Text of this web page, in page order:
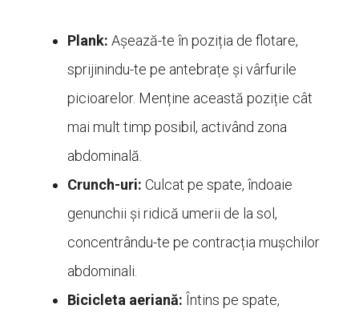
Plank: Așează-te în poziția de flotare,
sprijinindu-te pe antebrațe și vârfurile
picioarelor. Menține această poziție cât
mai mult timp posibil, activând zona
abdominală.
Crunch-uri: Culcat pe spate, îndoaie
genunchii și ridică umerii de la sol,
concentrându-te pe contracția mușchilor
abdominali.
Bicicleta aeriană: Întins pe spate,